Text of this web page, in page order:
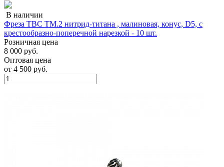
В наличии
Фреза ТВС ТМ.2 нитрид-титана , малиновая, конус, D5, с
крестообразно-поперечной нарезкой - 10 шт.
Розничная цена
8 000 руб.
Оптовая цена
от 4 500 руб.